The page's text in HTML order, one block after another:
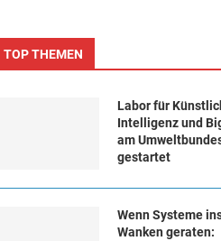
TOP THEMEN
Labor für
Intelligenz und
am
gestartet
Wenn Systeme
Wanken geraten: